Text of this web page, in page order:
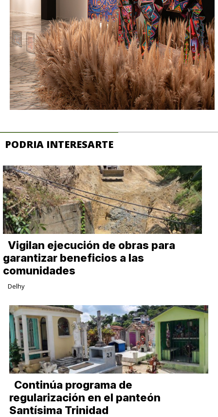
PODRIA INTERESARTE
Vigilan ejecución de obras para
garantizar beneficios a las
comunidades
Delhy
Continúa programa de
regularización en el panteón
Santísima Trinidad